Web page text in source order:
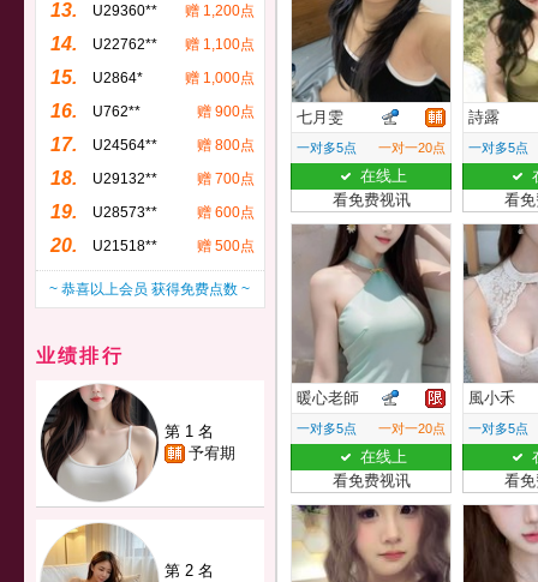
13. U29360** 赠 1,200点
14. U22762** 赠 1,100点
15. U2864* 赠 1,000点
16. U762** 赠 900点
17. U24564** 赠 800点
18. U29132** 赠 700点
19. U28573** 赠 600点
20. U21518** 赠 500点
~ 恭喜以上会员 获得免费点数 ~
业绩排行
第 1 名
予宥期
第 2 名
七月雯
一对多5点 一对一20点
在线上
看免费视讯
詩露
一对多5点
看
暖心老師
一对多5点 一对一20点
在线上
看免费视讯
風小禾
一对多5点
看